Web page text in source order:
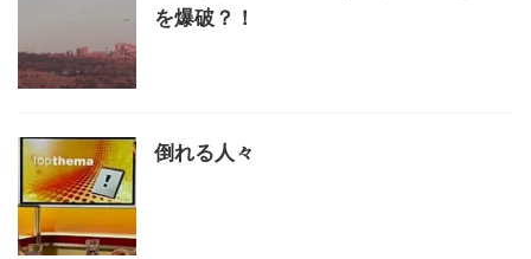
を爆破？！
倒れる人々